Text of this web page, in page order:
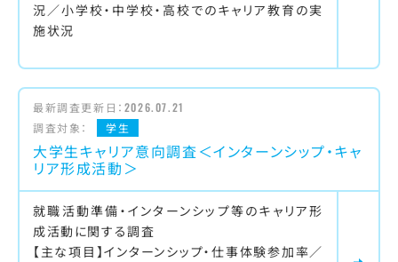
況／小学校・中学校・高校でのキャリア教育の実
施状況
最新調査更新日： 2026.07.21
調査対象：
学生
大学生キャリア意向調査＜インターンシップ・キャ
リア形成活動＞
就職活動準備・インターンシップ等のキャリア形
成活動に関する調査
【主な項目】インターンシップ・仕事体験参加率／